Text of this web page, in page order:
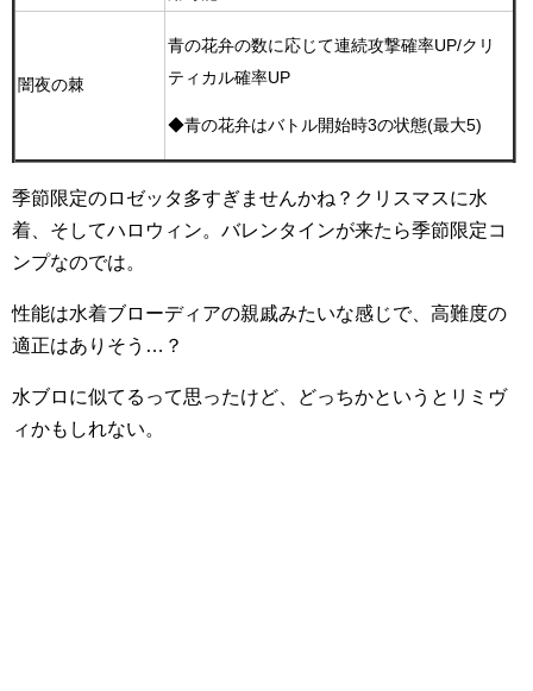
闇夜の棘
青の花弁の数に応じて連続攻撃確率UP/クリ
ティカル確率UP
◆青の花弁はバトル開始時3の状態(最大5)
季節限定のロゼッタ多すぎませんかね？クリスマスに水
着、そしてハロウィン。バレンタインが来たら季節限定コ
ンプなのでは。
性能は水着ブローディアの親戚みたいな感じで、高難度の
適正はありそう…？
水ブロに似てるって思ったけど、どっちかというとリミヴ
ィかもしれない。